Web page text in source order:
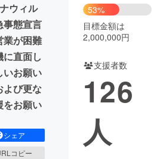
地域活性化
Good
さと納税
コミュニティ
ウィル
事態宣言
業が困難
直面し
いお願い
よび更な
をお願い
シェア
コピー
53%
目標金額は
2,000,000円
支援者数
126
人